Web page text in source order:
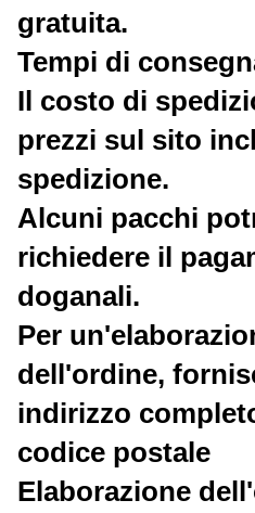
gratuita.
Tempi di
Il costo di
prezzi sul sito
spedizione.
Alcuni pacchi
richiedere il
doganali.
Per
dell'ordine,
indirizzo
codice postale
Elaborazione